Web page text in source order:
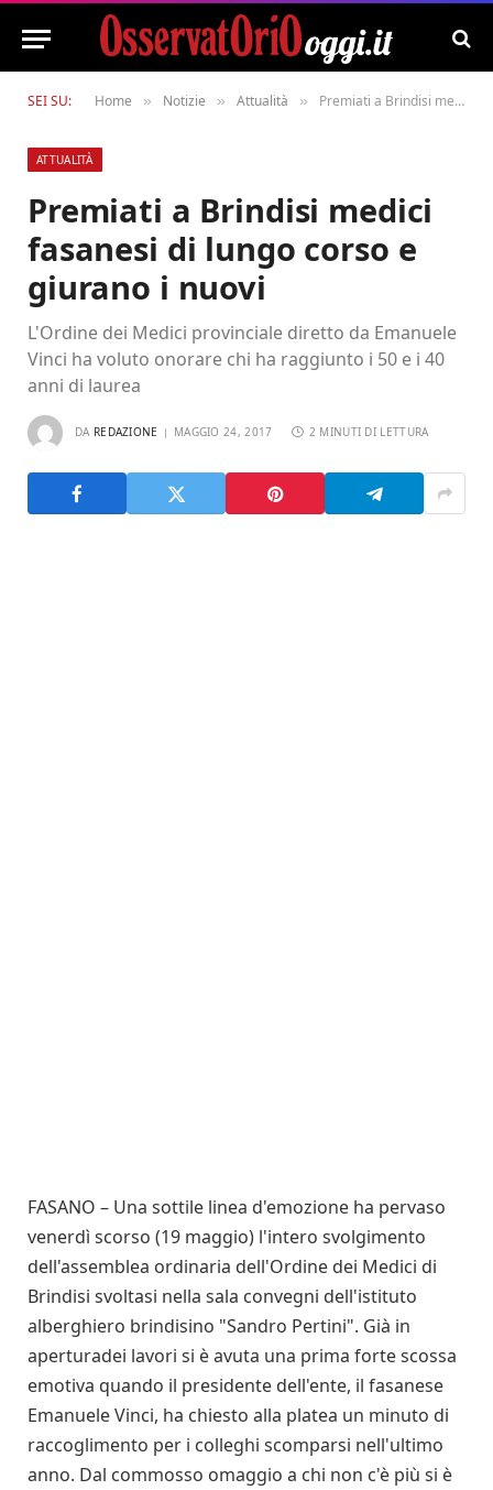
SEI SU: Home » Notizie » Attualità » Premiati a Brindisi medici fasanesi di lungo corso e giurano i nuovi
ATTUALITÀ
Premiati a Brindisi medici
fasanesi di lungo corso e
giurano i nuovi
L'Ordine dei Medici provinciale diretto da Emanuele
Vinci ha voluto onorare chi ha raggiunto i 50 e i 40
anni di laurea
DA REDAZIONE MAGGIO 24, 2017 2 MINUTI DI LETTURA
FASANO – Una sottile linea d'emozione ha pervaso
venerdì scorso (19 maggio) l'intero svolgimento
dell'assemblea ordinaria dell'Ordine dei Medici di
Brindisi svoltasi nella sala convegni dell'istituto
alberghiero brindisino "Sandro Pertini". Già in
aperturadei lavori si è avuta una prima forte scossa
emotiva quando il presidente dell'ente, il fasanese
Emanuele Vinci, ha chiesto alla platea un minuto di
raccoglimento per i colleghi scomparsi nell'ultimo
anno. Dal commosso omaggio a chi non c'è più si è